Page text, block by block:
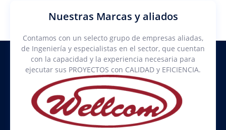
Nuestras Marcas y aliados
Contamos con un selecto grupo de empresas aliadas,
de Ingeniería y especialistas en el sector, que cuentan
con la capacidad y la experiencia necesaria para
ejecutar sus PROYECTOS con CALIDAD y EFICIENCIA.